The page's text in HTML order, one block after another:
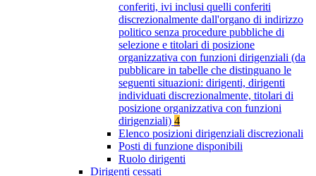
conferiti, ivi inclusi quelli conferiti
discrezionalmente dall'organo di indirizzo
politico senza procedure pubbliche di
selezione e titolari di posizione
organizzativa con funzioni dirigenziali (da
pubblicare in tabelle che distinguano le
seguenti situazioni: dirigenti, dirigenti
individuati discrezionalmente, titolari di
posizione organizzativa con funzioni
dirigenziali) 4
Elenco posizioni dirigenziali discrezionali
Posti di funzione disponibili
Ruolo dirigenti
Dirigenti cessati